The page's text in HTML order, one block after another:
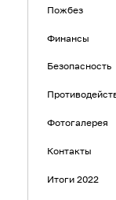
Пожбез
Финансы
Безопасность
Фотогалерея
Контакты
Итоги 2022